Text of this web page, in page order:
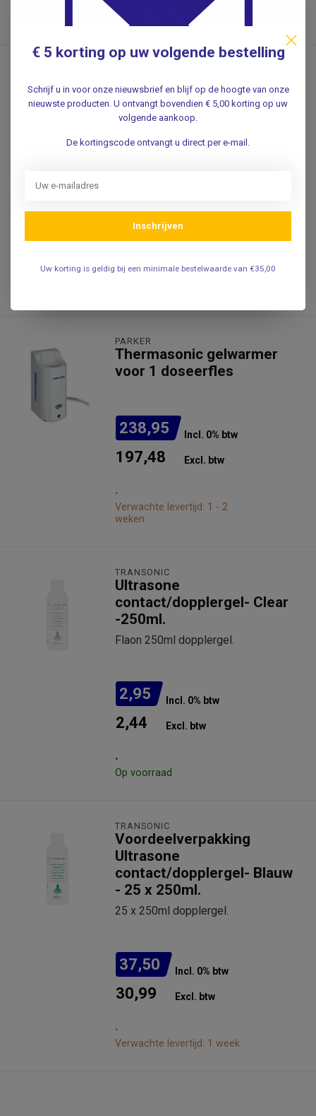
Verwachte levertijd: 1 week
Voordeelverpakking
Ultrasone
contact/dopplergel
1000ml. - 10x1000ml
28,95
23,93 Excl. btw
.
PARKER
Thermasonic gelwarmer
voor 1 doseerfles
238,95 Incl. 0% btw
197,48 Excl. btw
.
Verwachte levertijd: 1 - 2
weken
TRANSONIC
Ultrasone
contact/dopplergel- Clear
-250ml.
Flaon 250ml dopplergel.
2,95 Incl. 0% btw
2,44 Excl. btw
.
Op voorraad
TRANSONIC
Voordeelverpakking
Ultrasone
contact/dopplergel- Blauw
- 25 x 250ml.
25 x 250ml dopplergel.
37,50 Incl. 0% btw
30,99 Excl. btw
.
Verwachte levertijd: 1 week
€ 5 korting op uw volgende bestelling
Schrijf u in voor onze nieuwsbrief en blijf op de hoogte van onze
nieuwste producten. U ontvangt bovendien € 5,00 korting op uw
volgende aankoop.
De kortingscode ontvangt u direct per e-mail.
Inschrijven
Uw korting is geldig bij een minimale bestelwaarde van €35,00